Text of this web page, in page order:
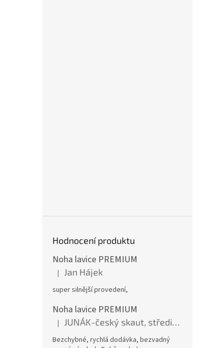
Hodnocení produktu
Noha lavice PREMIUM
Hodnocení produktu je 5 z 5 hvězdiček.
| Jan Hájek
super silnější provedení,
Noha lavice PREMIUM
Hodnocení produktu je 5 z 5 hvězdiček.
| JUNÁK-český skaut, středisko BOBŘI
Bezchybné, rychlá dodávka, bezvadný